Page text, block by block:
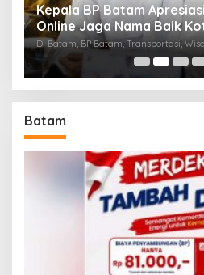
Kepala BP Batam
Online Jaga Nama Baik
Di Batam, BP Batam, Transportasi,
Batam